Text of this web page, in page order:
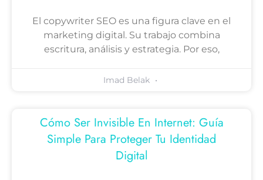
El copywriter SEO es una figura clave en el
marketing digital. Su trabajo combina
escritura, análisis y estrategia. Por eso,
Imad Belak
Cómo Ser Invisible En Internet: Guía
Simple Para Proteger Tu Identidad
Digital